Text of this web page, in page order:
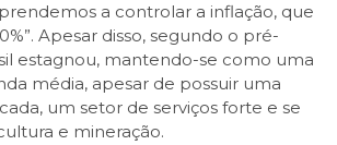
a controlar a inflação, que
Apesar disso, segundo o pré-
estagnou, mantendo-se como uma
média, apesar de possuir uma
um setor de serviços forte e se
e mineração.